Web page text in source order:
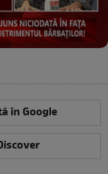
în Google